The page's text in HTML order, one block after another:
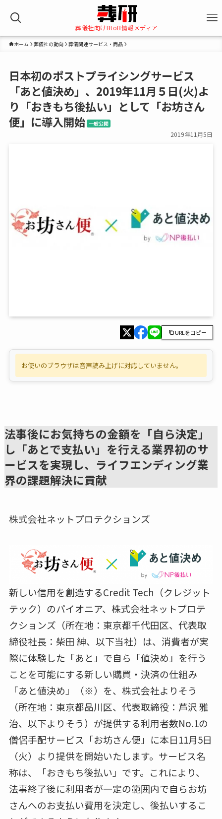
葬儀社向けBtoB情報メディア
ホーム 葬儀社の動向 葬儀関連サービス・商品
日本初のポストプライシングサービス
「あと値決め」、2019年11月５日(火)よ
り「おきもち後払い」として「お坊さん
便」に導入開始 一般公開
2019年11月5日
URLをコピー
お使いのブラウザは音声読み上げに対応していません。
法事後にお気持ちの金額を「自ら決定」
し「あとで支払い」を行える業界初のサ
ービスを実現し、ライフエンディング業
界の課題解決に貢献
株式会社ネットプロテクションズ
新しい信用を創造するCredit Tech（クレジット
テック）のパイオニア、株式会社ネットプロテ
クションズ（所在地：東京都千代田区、代表取
締役社長：柴田 紳、以下当社）は、消費者が実
際に体験した「あと」で自ら「値決め」を行う
ことを可能にする新しい購買・決済の仕組み
「あと値決め」（※）を、株式会社よりそう
（所在地：東京都品川区、代表取締役：芦沢 雅
治、以下よりそう）が提供する利用者数No.1の
僧侶手配サービス「お坊さん便」に本日11月5日
（火）より提供を開始いたします。サービス名
称は、「おきもち後払い」です。これにより、
法事終了後に利用者が一定の範囲内で自らお坊
さんへのお支払い費用を決定し、後払いするこ